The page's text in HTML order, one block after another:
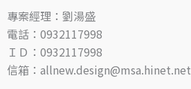
專案經理：劉湯盛
電話：0932117998
ＩＤ：0932117998
信箱：allnew.design@msa.hinet.net